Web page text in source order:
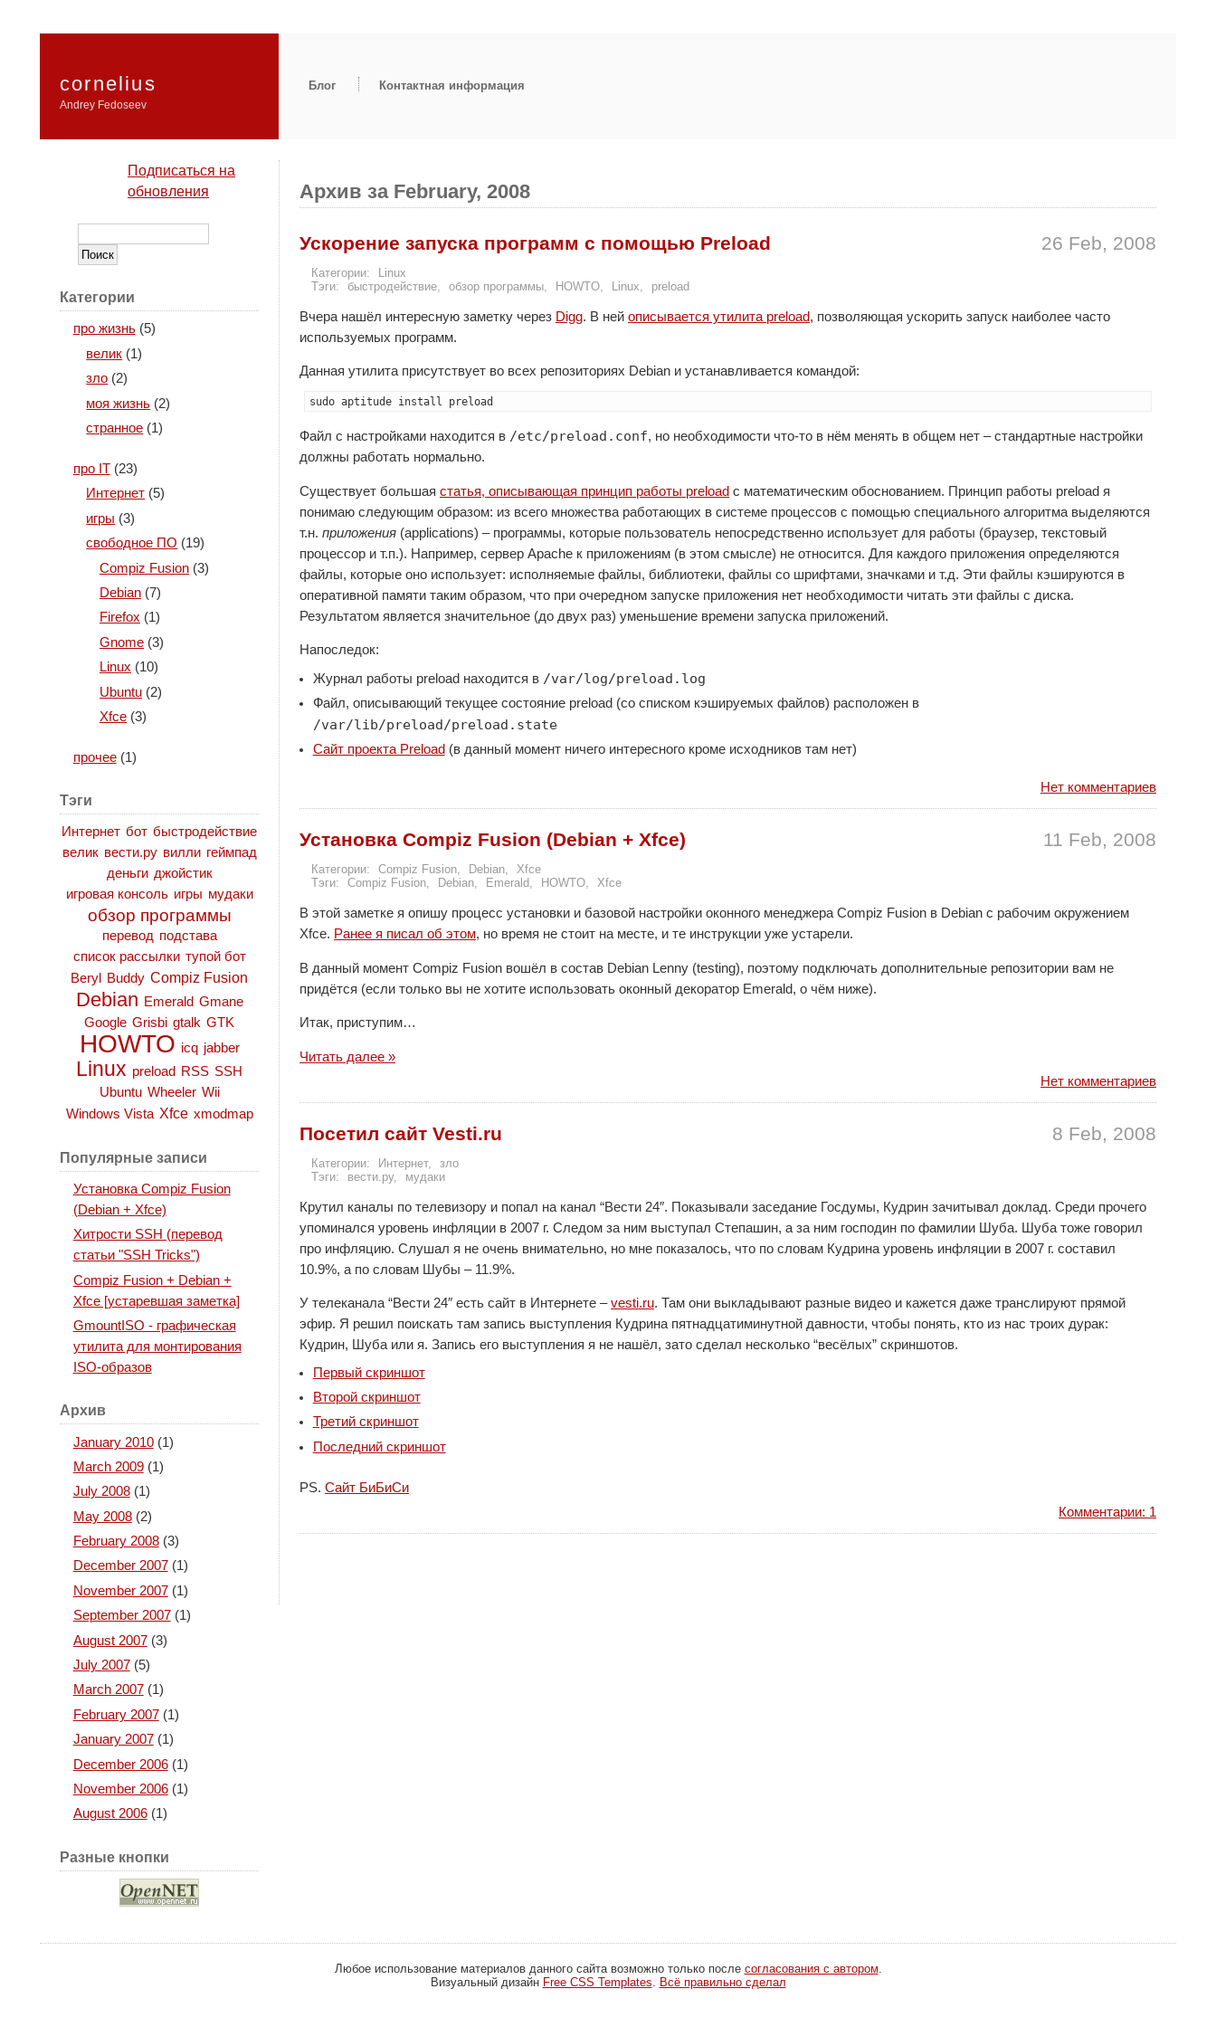
cornelius
Andrey Fedoseev
Блог Контактная информация
Архив за February, 2008
26 Feb, 2008
Ускорение запуска программ с помощью Preload
Категории:
Linux
Тэги:
быстродействие обзор программы HOWTO Linux preload
Вчера нашёл интересную заметку через Digg. В ней описывается утилита preload, позволяющая ускорить запуск наиболее часто
используемых программ.
Данная утилита присутствует во всех репозиториях Debian и устанавливается командой:
sudo aptitude install preload
Файл с настройками находится в /etc/preload.conf, но необходимости что-то в нём менять в общем нет – стандартные настройки
должны работать нормально.
Существует большая статья, описывающая принцип работы preload с математическим обоснованием. Принцип работы preload я
понимаю следующим образом: из всего множества работающих в системе процессов с помощью специального алгоритма выделяются
т.н. приложения (applications) – программы, которые пользователь непосредственно использует для работы (браузер, текстовый
процессор и т.п.). Например, сервер Apache к приложениям (в этом смысле) не относится. Для каждого приложения определяются
файлы, которые оно использует: исполняемые файлы, библиотеки, файлы со шрифтами, значками и т.д. Эти файлы кэшируются в
оперативной памяти таким образом, что при очередном запуске приложения нет необходимости читать эти файлы с диска.
Результатом является значительное (до двух раз) уменьшение времени запуска приложений.
Напоследок:
Журнал работы preload находится в /var/log/preload.log
Файл, описывающий текущее состояние preload (со списком кэшируемых файлов) расположен в
/var/lib/preload/preload.state
Сайт проекта Preload (в данный момент ничего интересного кроме исходников там нет)
Нет комментариев
11 Feb, 2008
Установка Compiz Fusion (Debian + Xfce)
Категории: Compiz Fusion, Debian,
Xfce
Тэги:
Compiz Fusion, Debian, Emerald, HOWTO, Xfce
В этой заметке я опишу процесс установки и базовой настройки оконного менеджера Compiz Fusion в Debian с рабочим окружением
Xfce. Ранее я писал об этом, но время не стоит на месте, и те инструкции уже устарели.
В данный момент Compiz Fusion вошёл в состав Debian Lenny (testing), поэтому подключать дополнительные репозитории вам не
придётся (если только вы не хотите использовать оконный декоратор Emerald, о чём ниже).
Итак, приступим…
Читать далее »
Нет комментариев
8 Feb, 2008
Посетил сайт Vesti.ru
Категории: Интернет,
зло
Тэги:
вести.ру, мудаки
Крутил каналы по телевизору и попал на канал “Вести 24″. Показывали заседание Госдумы, Кудрин зачитывал доклад. Среди прочего
упоминался уровень инфляции в 2007 г. Следом за ним выступал Степашин, а за ним господин по фамилии Шуба. Шуба тоже говорил
про инфляцию. Слушал я не очень внимательно, но мне показалось, что по словам Кудрина уровень инфляции в 2007 г. составил
10.9%, а по словам Шубы – 11.9%.
У телеканала “Вести 24″ есть сайт в Интернете –vesti.ru. Там они выкладывают разные видео и кажется даже транслируют прямой
эфир. Я решил поискать там запись выступления Кудрина пятнадцатиминутной давности, чтобы понять, кто из нас троих дурак:
Кудрин, Шуба или я. Запись его выступления я не нашёл, зато сделал несколько “весёлых” скриншотов.
Первый скриншот
Второй скриншот
Третий скриншот
Последний скриншот
PS. Сайт БиБиСи
Комментарии: 1
Подписаться на
обновления
Категории
про жизнь(5)
велик (1)
зло (2)
моя жизнь (2)
странное (1)
про IT(23)
Интернет (5)
игры (3)
свободное ПО (19)
Compiz Fusion(3)
Debian(7)
Firefox (1)
Gnome(3)
Linux (10)
Ubuntu(2)
Xfce(3)
прочее(1)
Тэги
Интернет бот быстродействие
велик вести.ру вилли геймпад
деньги джойстик
игровая консоль игры мудаки
обзор программы
перевод подстава
список рассылки тупой бот
Beryl
Buddy Compiz Fusion
Debian Emerald Gmane
Google Grisbi gtalk GTK
HOWTO icq jabber
Linux preload RSS SSH
Ubuntu Wheeler Wii
Windows Vista Xfce xmodmap
Популярные записи
Установка Compiz Fusion
(Debian + Xfce)
Хитрости SSH (перевод
статьи "SSH Tricks")
Compiz Fusion + Debian +
Xfce [устаревшая заметка]
GmountISO - графическая
утилита для монтирования
ISO-образов
Архив
January 2010(1)
March 2009(1)
July 2008(1)
May 2008(2)
February 2008(3)
December 2007(1)
November 2007(1)
September 2007(1)
August 2007(3)
July 2007(5)
March 2007(1)
February 2007(1)
January 2007(1)
December 2006(1)
November 2006(1)
August 2006(1)
Разные кнопки
Любое использование материалов данного сайта возможно только после согласования с автором
Визуальный дизайн Free CSS Templates Всё правильно сделал